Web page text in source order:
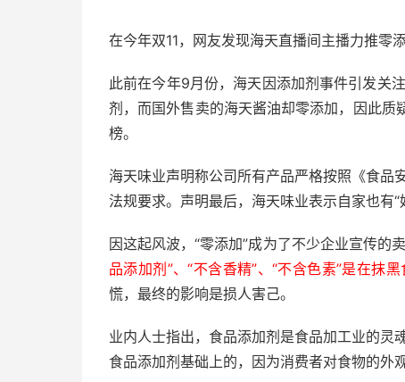
在今年双11，网友发现海天直播间主播力推零添
此前在今年9月份，海天因添加剂事件引发关
剂，而国外售卖的海天酱油却零添加，因此质
榜。
海天味业声明称公司所有产品严格按照《食品
法规要求。声明最后，海天味业表示自家也有
因这起风波，“零添加”成为了不少企业宣传的
品添加剂”、“不含香精”、“不含色素”是在抹
慌，最终的影响是损人害己。
业内人士指出，食品添加剂是食品加工业的灵
食品添加剂基础上的，因为消费者对食物的外